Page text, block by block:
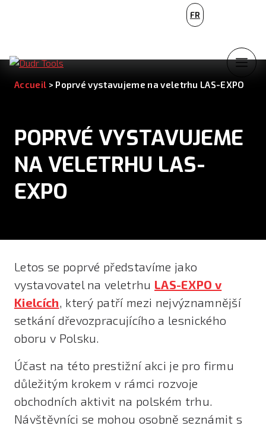
FR
Accueil > Poprvé vystavujeme na veletrhu LAS-EXPO
POPRVÉ VYSTAVUJEME
NA VELETRHU LAS-
EXPO
Letos se poprvé představíme jako
vystavovatel na veletrhu LAS-EXPO v
Kielcích, který patří mezi nejvýznamnější
setkání dřevozpracujícího a lesnického
oboru v Polsku.
Účast na této prestižní akci je pro firmu
důležitým krokem v rámci rozvoje
obchodních aktivit na polském trhu.
Návštěvníci se mohou osobně seznámit s